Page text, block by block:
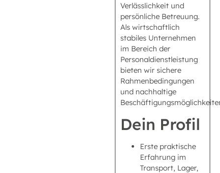
Verlässlichkeit und
persönliche Betreuung.
Als wirtschaftlich
stabiles Unternehmen
im Bereich der
Personaldienstleistung
bieten wir sichere
Rahmenbedingungen
und nachhaltige
Dein Profil
Erste praktische
Erfahrung im
Transport, Lager,